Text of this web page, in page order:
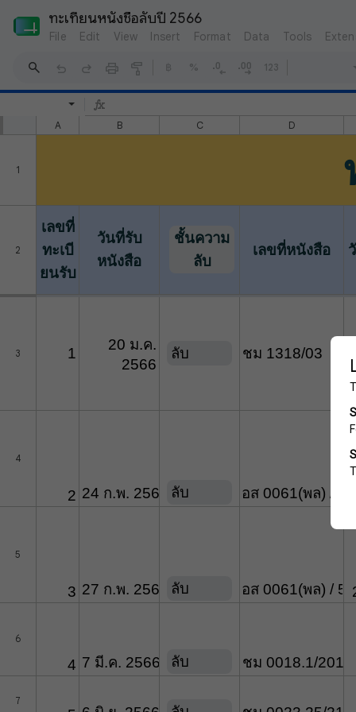
ทะเทียนหนังชื่อลับปี 2566
File Edit View Insert Format Data Tools
฿ % 123
A B C D
1
2
เลขที่
ทะเบี
ยนรับ
วันที่รับ
หนังสือ
ชั้นความ
ลับ
เลขที่หนังสือ
3 1
20 ม.ค.
2566
ลับ ชม 1318/03
4
2 24 ก.พ. 2566 ลับ อส 0061(พล) /
5
3 27 ก.พ. 2566 ลับ อส 0061(พล) /
6
4 7 มี.ค. 2566 ลับ ชม 0018.1/201
7